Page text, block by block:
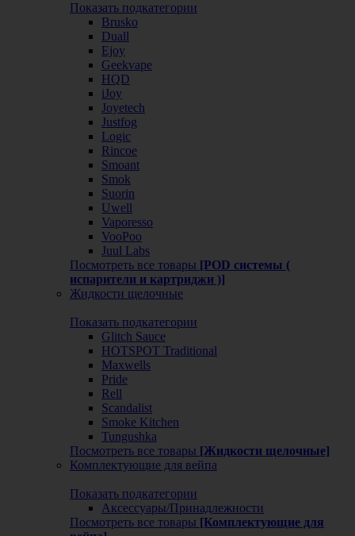
Показать подкатегории
Brusko
Duall
Ejoy
Geekvape
HQD
iJoy
Joyetech
Justfog
Logic
Rincoe
Smoant
Smok
Suorin
Uwell
Vaporesso
VooPoo
Juul Labs
Посмотреть все товары [POD системы (
испарители и картриджи )]
Жидкости щелочные
Показать подкатегории
Glitch Sauce
HOTSPOT Traditional
Maxwells
Pride
Rell
Scandalist
Smoke Kitchen
Tungushka
Посмотреть все товары [Жидкости щелочные]
Комплектующие для вейпа
Показать подкатегории
Аксессуары/Принадлежности
Посмотреть все товары [Комплектующие для